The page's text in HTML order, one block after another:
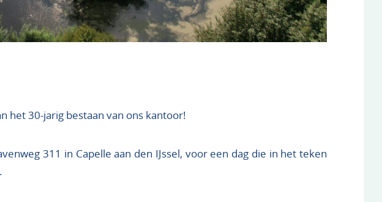
het 30-jarig bestaan van ons kantoor!
311 in Capelle aan den IJssel, voor een dag die in het teken